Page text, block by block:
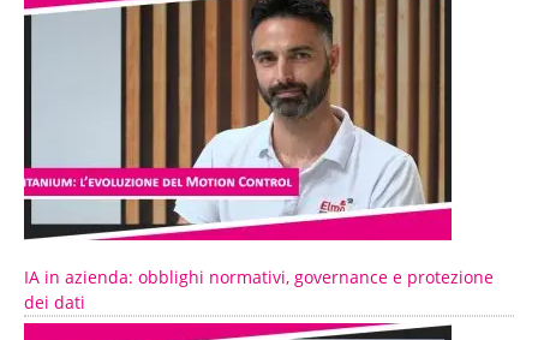
IA in azienda: obblighi normativi, governance e protezione
dei dati